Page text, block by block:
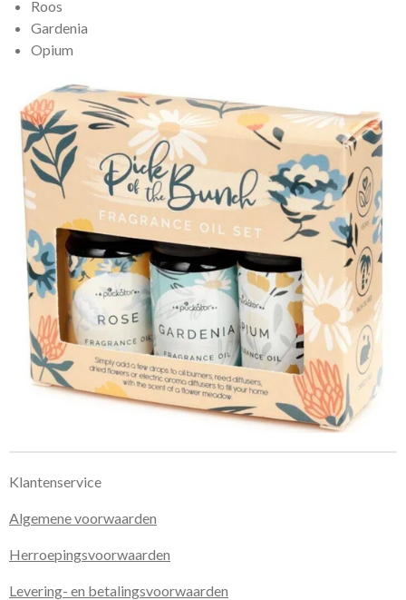
Roos
Gardenia
Opium
Klantenservice
Algemene voorwaarden
Herroepingsvoorwaarden
Levering- en betalingsvoorwaarden